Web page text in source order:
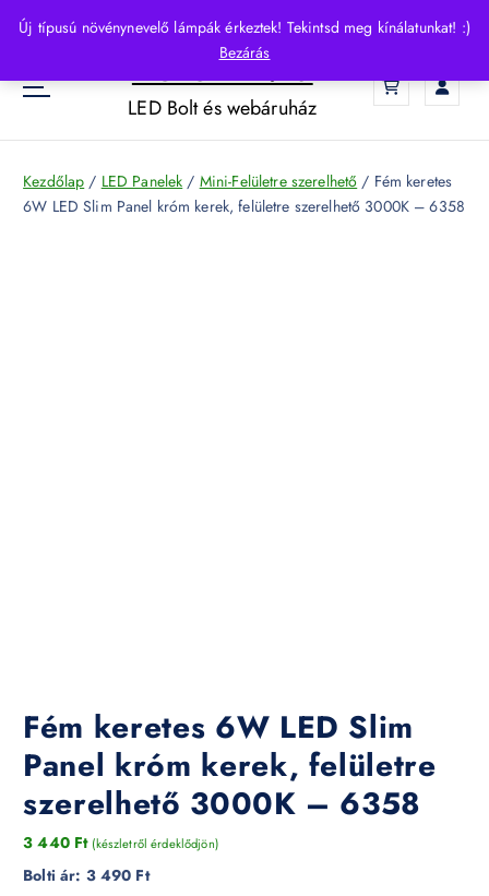
Új típusú növénynevelő lámpák érkeztek! Tekintsd meg kínálatunkat! :)
Bezárás
p
o
HelloLED.hu
LED Bolt és webáruház
Kezdőlap / LED Panelek / Mini-Felületre szerelhető / Fém keretes
6W LED Slim Panel króm kerek, felületre szerelhető 3000K – 6358
Fém keretes 6W LED Slim
Panel króm kerek, felületre
szerelhető 3000K – 6358
3 440 Ft (készletről érdeklődjön)
Bolti ár: 3 490 Ft